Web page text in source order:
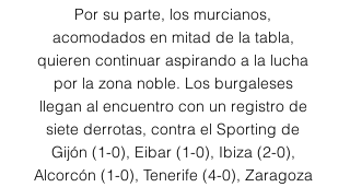
Por su parte, los murcianos,
acomodados en mitad de la tabla,
quieren continuar aspirando a la lucha
por la zona noble. Los burgaleses
llegan al encuentro con un registro de
siete derrotas, contra el Sporting de
Gijón (1-0), Eibar (1-0), Ibiza (2-0),
Alcorcón (1-0), Tenerife (4-0), Zaragoza